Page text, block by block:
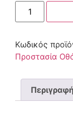
Κωδικός
Προστασία
Περιγραφή